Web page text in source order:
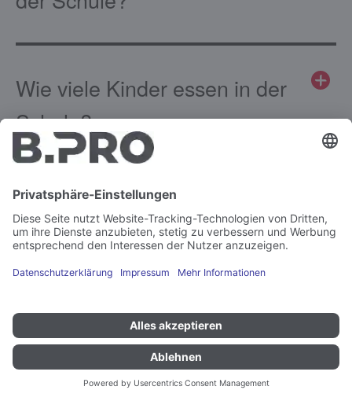
Wie viele Kinder essen in der
Schule?
Ihr Kontakt zu uns
Sie haben Fragen zu unserem Angebot.
Schreiben Sie uns Ihr Anliegen – wir
melden uns umgehend bei Ihnen.